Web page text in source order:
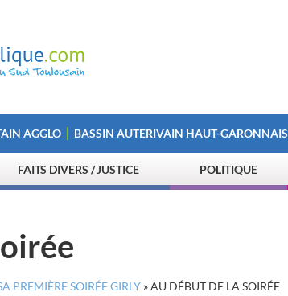
AGGLO BASSIN AUTERIVAIN HAUT-GARONNAIS
FAITS DIVERS / JUSTICE POLITIQUE
PREMIÈRE SOIRÉE GIRLY »AU DÉBUT DE LA SOIRÉE